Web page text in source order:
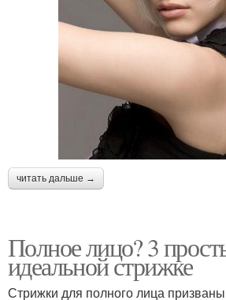
читать дальше →
Полное лицо? 3
идеальной стрижке
Стрижки для полного лица